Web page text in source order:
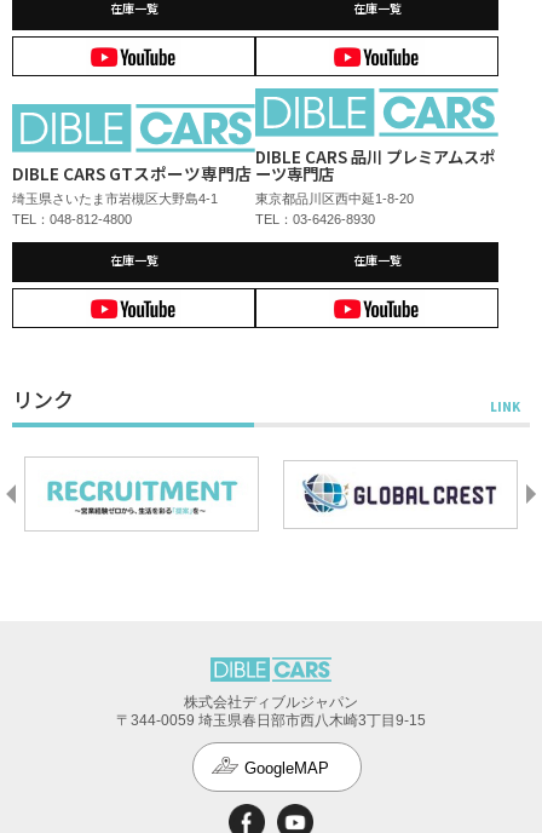
在庫一覧 在庫一覧
DIBLE CARS GTスポーツ専門店
埼玉県さいたま市岩槻区大野島4-1
TEL：048-812-4800
在庫一覧
DIBLE CARS 品川 プレミアムスポ
ーツ専門店
東京都品川区西中延1-8-20
TEL：03-6426-8930
在庫一覧
リンク
株式会社ディブルジャパン
〒344-0059 埼玉県春日部市西八木崎3丁目9-15
GoogleMAP